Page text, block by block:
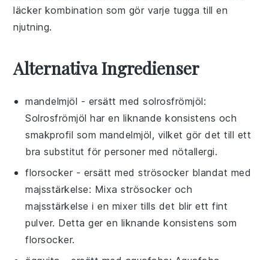
läcker kombination som gör varje tugga till en
njutning.
Alternativa Ingredienser
mandelmjöl - ersätt medsolrosfrömjöl:
Solrosfrömjöl har en liknande konsistens och
smakprofil som mandelmjöl, vilket gör det till ett
bra substitut för personer med nötallergi.
florsocker - ersätt medströsocker blandat med
majsstärkelse: Mixa strösocker och
majsstärkelse i en mixer tills det blir ett fint
pulver. Detta ger en liknande konsistens som
florsocker.